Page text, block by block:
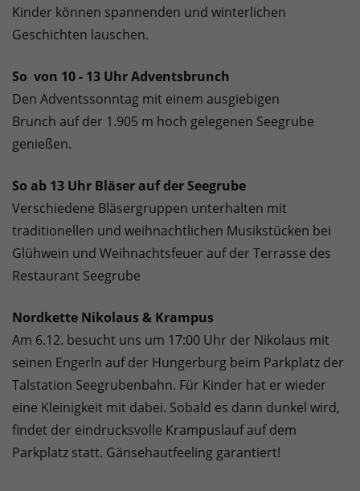
Kinder können spannenden und winterlichen
Geschichten lauschen.
So von 10 - 13 Uhr Adventsbrunch
Den Adventssonntag mit einem ausgiebigen
Brunch auf der 1.905 m hoch gelegenen Seegrube
genießen.
So ab 13 Uhr Bläser auf der Seegrube
Verschiedene Bläsergruppen unterhalten mit
traditionellen und weihnachtlichen Musikstücken bei
Glühwein und Weihnachtsfeuer auf der Terrasse des
Restaurant Seegrube
Nordkette Nikolaus & Krampus
Am 6.12. besucht uns um 17:00 Uhr der Nikolaus mit
seinen Engerln auf der Hungerburg beim Parkplatz der
Talstation Seegrubenbahn. Für Kinder hat er wieder
eine Kleinigkeit mit dabei. Sobald es dann dunkel wird,
findet der eindrucksvolle Krampuslauf auf dem
Parkplatz statt. Gänsehautfeeling garantiert!